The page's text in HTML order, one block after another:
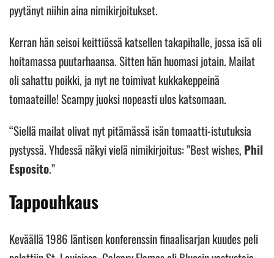
pyytänyt niihin aina nimikirjoitukset.
Kerran hän seisoi keittiössä katsellen takapihalle, jossa isä oli
hoitamassa puutarhaansa. Sitten hän huomasi jotain. Mailat
oli sahattu poikki, ja nyt ne toimivat kukkakeppeinä
tomaateille! Scampy juoksi nopeasti ulos katsomaan.
“Siellä mailat olivat nyt pitämässä isän tomaatti-istutuksia
pystyssä. Yhdessä näkyi vielä nimikirjoitus: ”Best wishes, Phil
Esposito.”
Tappouhkaus
Keväällä 1986 läntisen konferenssin finaalisarjan kuudes peli